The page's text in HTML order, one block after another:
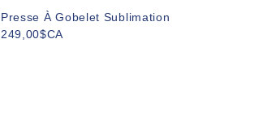
Presse À Gobelet Sublimation
249,00$CA